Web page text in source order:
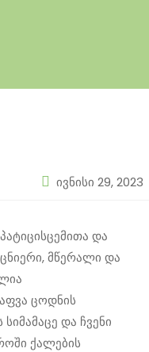
ივნისი 29, 2023
და
მწერალი და
ცოდნის
და ჩვენი
ქალების